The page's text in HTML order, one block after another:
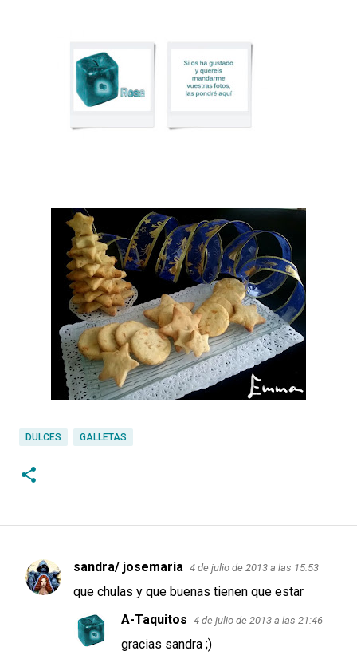
DULCES GALLETAS
C
sandra/ josemaria 4 de julio de 2013 a las 15:53
que chulas y que buenas tienen que estar
A-Taquitos 4 de julio de 2013 a las 21:46
gracias sandra ;)